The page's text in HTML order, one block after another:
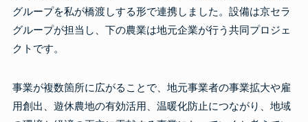
グループを私が橋渡しする形で連携しました。設備は京セラ
グループが担当し、下の農業は地元企業が行う共同プロジェ
クトです。
事業が複数箇所に広がることで、地元事業者の事業拡大や雇
用創出、遊休農地の有効活用、温暖化防止につながり、地域